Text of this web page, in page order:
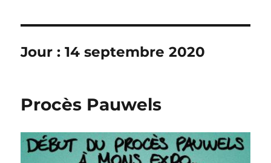
Jour :14 septembre 2020
Procès Pauwels